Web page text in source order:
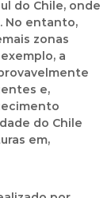
do Chile, onde
No entanto,
zonas
a
e,
do Chile
em,